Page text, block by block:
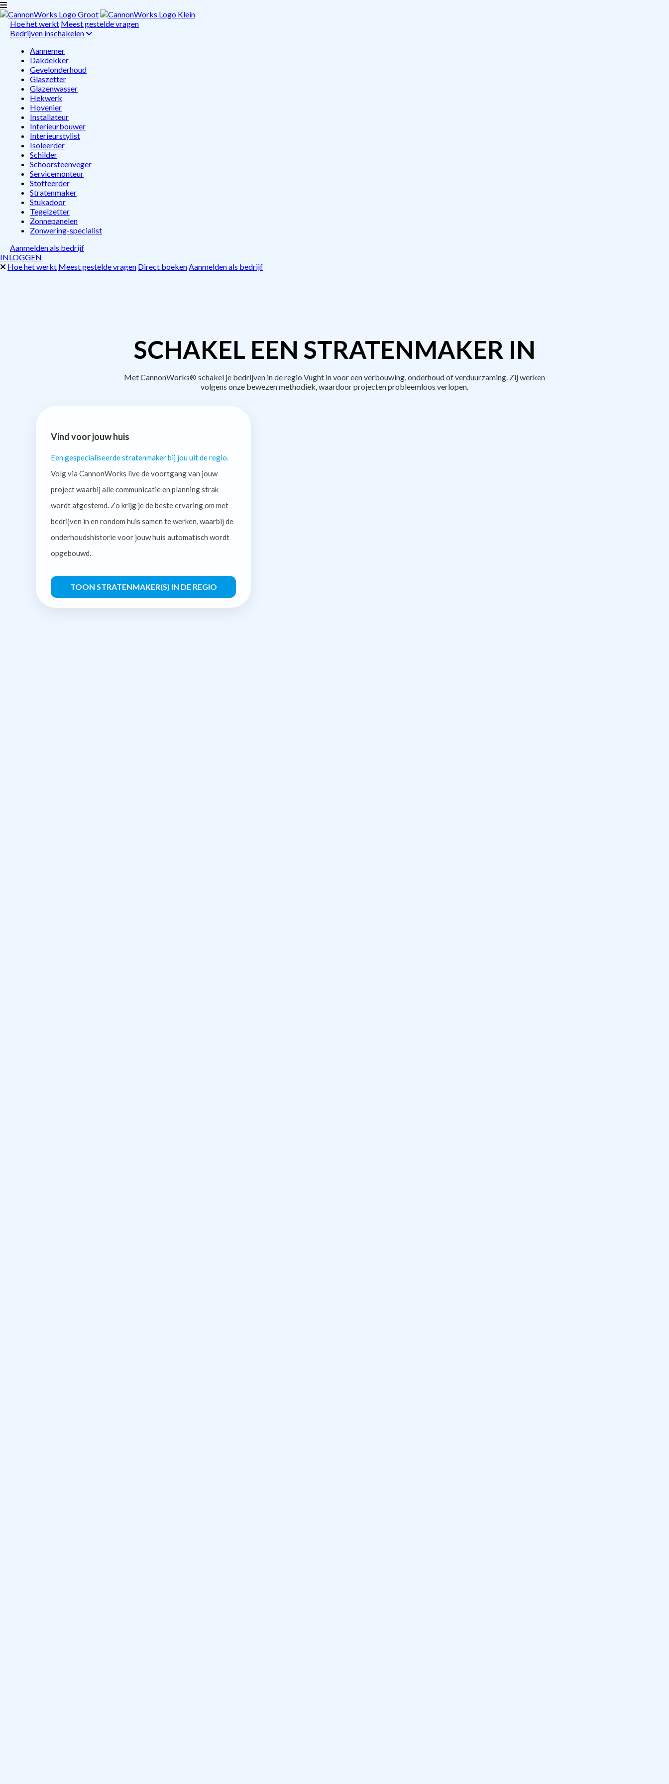
Hoe het werkt Meest gestelde vragen
Bedrijven inschakelen
Aannemer
Dakdekker
Gevelonderhoud
Glaszetter
Glazenwasser
Hekwerk
Hovenier
Installateur
Interieurbouwer
Interieurstylist
Isoleerder
Schilder
Schoorsteenveger
Servicemonteur
Stoffeerder
Stratenmaker
Stukadoor
Tegelzetter
Zonnepanelen
Zonwering-specialist
Aanmelden als bedrijf
INLOGGEN
Hoe het werkt Meest gestelde vragen Direct boekenAanmelden als bedrijf
SCHAKEL EEN STRATENMAKER IN
Met CannonWorks® schakel je bedrijven in de regio Vught in voor een verbouwing, onderhoud of verduurzaming. Zij werken
volgens onze bewezen methodiek, waardoor projecten probleemloos verlopen.
Vind voor jouw huis
Een gespecialiseerde stratenmaker bij jou uit de regio.
Volg via CannonWorks live de voortgang van jouw
project waarbij alle communicatie en planning strak
wordt afgestemd. Zo krijg je de beste ervaring om met
bedrijven in en rondom huis samen te werken, waarbij de
onderhoudshistorie voor jouw huis automatisch wordt
opgebouwd.
TOON STRATENMAKER(S) IN DE REGIO